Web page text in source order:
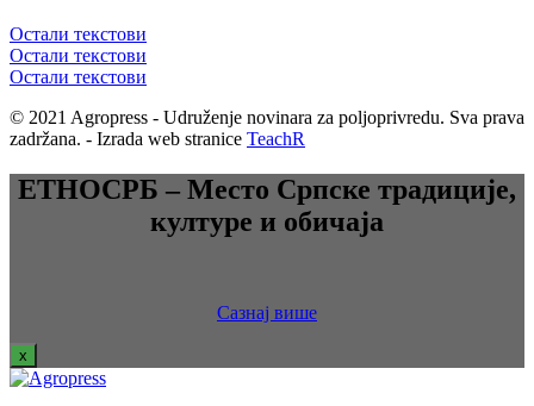
Остали текстови
Остали текстови
Остали текстови
© 2021 Agropress - Udruženje novinara za poljoprivredu. Sva prava
zadržana. - Izrada web stranice TeachR
ЕТНОСРБ – Место Српске традиције,
културе и обичаја
Сазнај више
x